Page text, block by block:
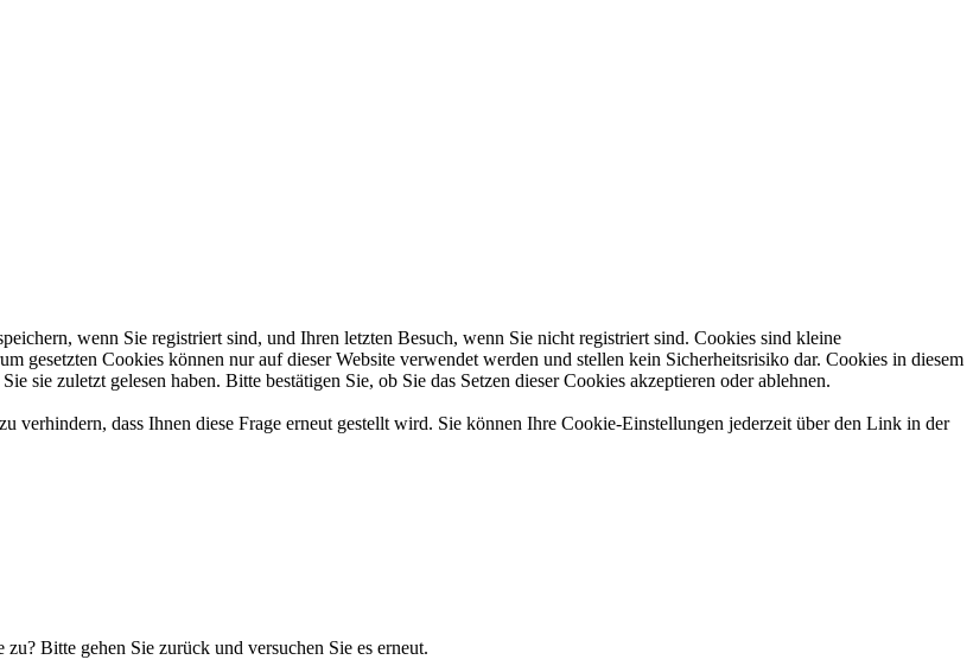
wenn Sie registriert sind, und Ihren letzten Besuch, wenn Sie nicht registriert sind. Cookies sind kleine
gesetzten Cookies können nur auf dieser Website verwendet werden und stellen kein Sicherheitsrisiko dar. Cookies in diesem
sie zuletzt gelesen haben. Bitte bestätigen Sie, ob Sie das Setzen dieser Cookies akzeptieren oder ablehnen.
dass Ihnen diese Frage erneut gestellt wird. Sie können Ihre Cookie-Einstellungen jederzeit über den Link in der
Bitte gehen Sie zurück und versuchen Sie es erneut.